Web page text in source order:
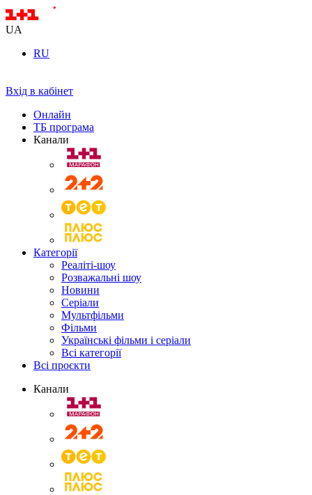
UA
RU
Вхід в кабінет
Онлайн
ТБ програма
Канали
Категорії
Реаліті-шоу
Розважальні шоу
Новини
Серіали
Мультфільми
Фільми
Українські фільми і серіали
Всі категорії
Всі проєкти
Канали